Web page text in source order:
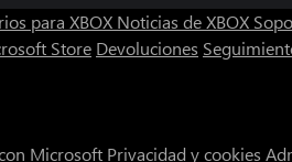
y recíclala. Da una vuelta con el
ambiente sin preocuparte por el
para XBOX Noticias de XBOX
Store Devoluciones
Microsoft Privacidad y cookies